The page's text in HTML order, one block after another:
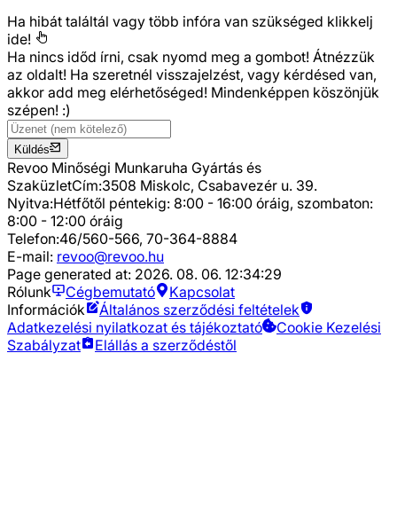
Ha hibát találtál vagy több infóra van szükséged klikkelj
ide!
Ha nincs időd írni, csak nyomd meg a gombot! Átnézzük
az oldalt! Ha szeretnél visszajelzést, vagy kérdésed van,
akkor add meg elérhetőséged! Mindenképpen köszönjük
szépen! :)
Küldés
Revoo Minőségi Munkaruha Gyártás és
SzaküzletCím:3508 Miskolc, Csabavezér u. 39.
Nyitva:Hétfőtől péntekig: 8:00 - 16:00 óráig, szombaton:
8:00 - 12:00 óráig
Telefon:46/560-566, 70-364-8884
E-mail: revoo@revoo.hu
Page generated at: 2026. 08. 06. 12:34:29
Rólunk
Cégbemutató
Kapcsolat
Információk
Általános szerződési feltételek
Adatkezelési nyilatkozat és tájékoztató
Cookie Kezelési
Szabályzat
Elállás a szerződéstől